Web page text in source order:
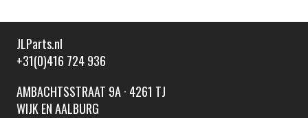
JLParts.nl
+31(0)416 724 936
AMBACHTSSTRAAT 9A · 4261 TJ
WIJK EN AALBURG